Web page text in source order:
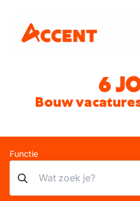
6
Bouw
Functie